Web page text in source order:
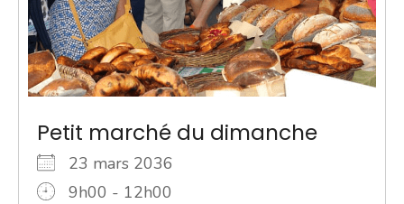
Petit marché du dimanche
23 mars 2036
9h00 - 12h00